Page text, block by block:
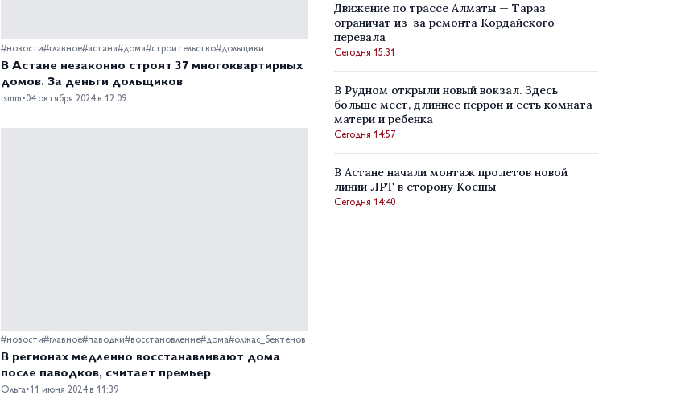
#новости#главное#астана#дома#строительство#дольщики
В Астане незаконно строят 37 многоквартирных
домов. За деньги дольщиков
ismm•04 октября 2024 в 12:09
#новости#главное#паводки#восстановление#дома#олжас_бектенов
В регионах медленно восстанавливают дома
после паводков, считает премьер
Ольга•11 июня 2024 в 11:39
Движение по трассе Алматы — Тараз
ограничат из-за ремонта Кордайского
перевала
Сегодня 15:31
В Рудном открыли новый вокзал. Здесь
больше мест, длиннее перрон и есть комната
матери и ребенка
Сегодня 14:57
В Астане начали монтаж пролетов новой
линии ЛРТ в сторону Косшы
Сегодня 14:40